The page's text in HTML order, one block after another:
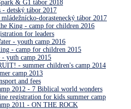
& G1 tábor 2018
- detský tábor 2017
dorastenecký tábor 2017
King - camp for children 2016
for leaders
- youth camp 2016
- camp for children 2015
- yuth camp 2015
- summer children's camp 2014
camp 2013
and fees
2012 - 7 Biblical world wonders
registration for kids summer camp
2011 - ON THE ROCK